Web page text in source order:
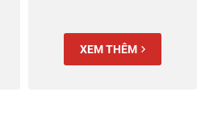
XEM THÊM